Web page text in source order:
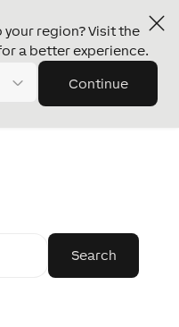
region? Visit the
a better experience.
Continue